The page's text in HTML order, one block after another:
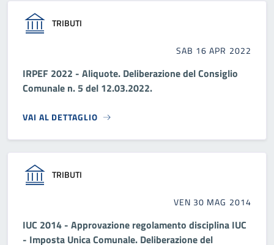
TRIBUTI
SAB 16 APR 2022
IRPEF 2022 - Aliquote. Deliberazione del Consiglio
Comunale n. 5 del 12.03.2022.
VAI AL DETTAGLIO
TRIBUTI
VEN 30 MAG 2014
IUC 2014 - Approvazione regolamento disciplina IUC
- Imposta Unica Comunale. Deliberazione del